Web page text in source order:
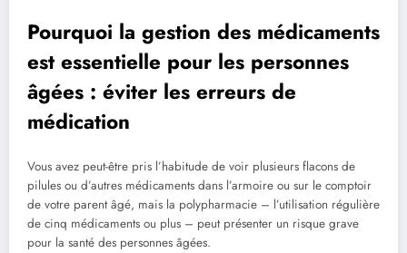
Pourquoi la gestion des médicaments
est essentielle pour les personnes
âgées : éviter les erreurs de
médication
Vous avez peut-être pris l’habitude de voir plusieurs flacons de
pilules ou d’autres médicaments dans l’armoire ou sur le comptoir
de votre parent âgé, mais la polypharmacie – l’utilisation régulière
de cinq médicaments ou plus – peut présenter un risque grave
pour la santé des personnes âgées.